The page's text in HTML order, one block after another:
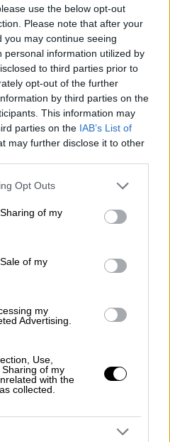
use the below opt-out
Please note that after your
may continue seeing
personal information utilized by
to third parties prior to
opt-out of the further
by third parties on the
This information may
parties on the IAB’s List of
may further disclose it to other
app uses one or more Google
behaviour. You may click to
and its third-party tags to
purposes in below Google
Opt Outs
of my
of my
my
Advertising.
Use,
of my
with the
collected.
(@giorgoslaskaridis_)
on Instagram